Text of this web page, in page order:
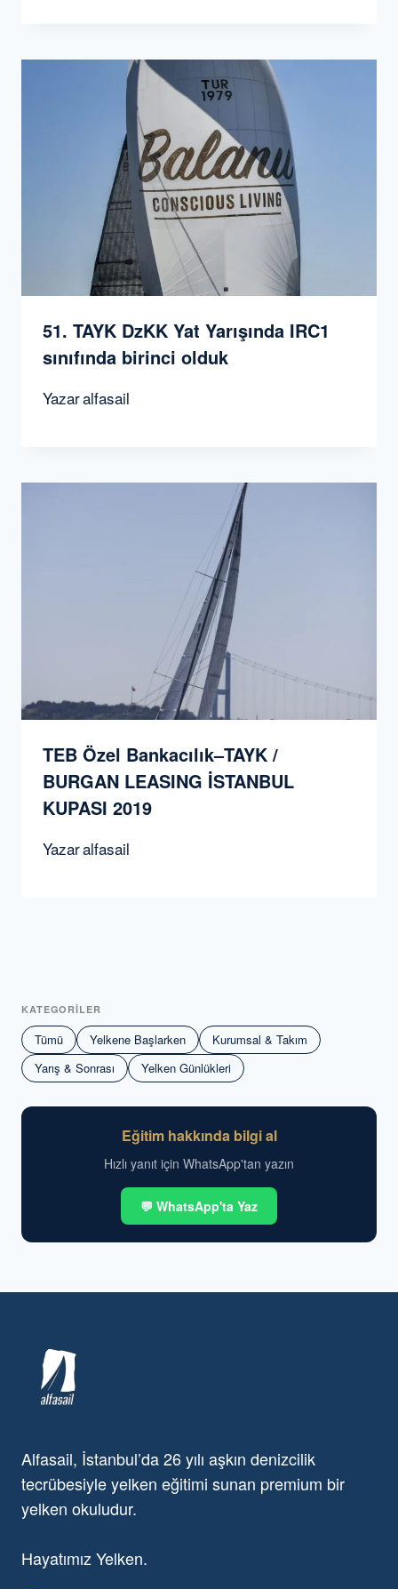
51. TAYK DzKK Yat Yarışında IRC1
sınıfında birinci olduk
Yazaralfasail
TEB Özel Bankacılık–TAYK /
BURGAN LEASING İSTANBUL
KUPASI 2019
Yazaralfasail
KATEGORİLER
Tümü Yelkene Başlarken
Kurumsal & Takım
Yarış & Sonrası
Yelken Günlükleri
Eğitim hakkında bilgi al
Hızlı yanıt için WhatsApp'tan yazın
💬 WhatsApp'ta Yaz
Alfasail, İstanbul’da 26 yılı aşkın denizcilik
tecrübesiyle yelken eğitimi sunan premium bir
yelken okuludur.
Hayatımız Yelken.